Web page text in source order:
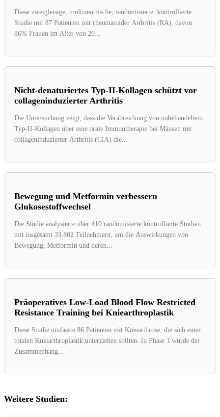
Diese zweigleisige, multizentrische, randomisierte, kontrollierte
Studie mit 87 Patienten mit rheumatoider Arthritis (RA), davon
86% Frauen im Alter von 20...
Nicht-denaturiertes Typ-II-Kollagen schützt vor
collageninduzierter Arthritis
Die Untersuchung zeigt, dass die Verabreichung von unbehandeltem
Typ-II-Kollagen über eine orale Immuntherapie bei Mäusen mit
collageninduzierter Arthritis (CIA) die...
Bewegung und Metformin verbessern
Glukosestoffwechsel
Die Studie analysierte über 410 randomisierte kontrollierte Studien
mit insgesamt 33.802 Teilnehmern, um die Auswirkungen von
Bewegung, Metformin und deren...
Präoperatives Low-Load Blood Flow Restricted
Resistance Training bei Kniearthroplastik
Diese Studie umfasste 86 Patienten mit Kniearthrose, die sich einer
totalen Kniearthroplastik unterziehen sollten. In Phase 1 wurde der
Zusammenhang...
Weitere Studien: